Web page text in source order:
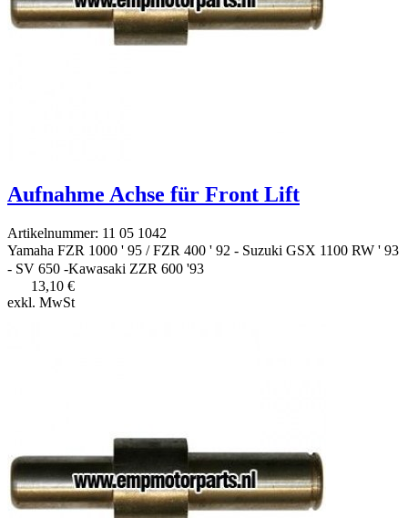
Aufnahme Achse für Front Lift
Artikelnummer: 11 05 1042
Yamaha FZR 1000 ' 95 / FZR 400 ' 92 - Suzuki GSX 1100 RW ' 93
- SV 650 -Kawasaki ZZR 600 '93
13,10 €
exkl. MwSt